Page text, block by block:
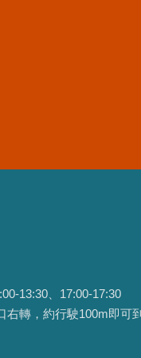
13:30、17:00-17:30
右轉，約行駛100m即可